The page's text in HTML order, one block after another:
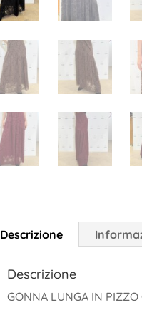
Descrizione
Descrizione
GONNA LUNGA IN PIZZO